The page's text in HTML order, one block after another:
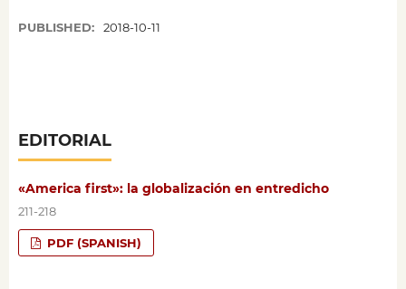
PUBLISHED: 2018-10-11
EDITORIAL
«America first»: la globalización en entredicho
211-218
PDF (SPANISH)